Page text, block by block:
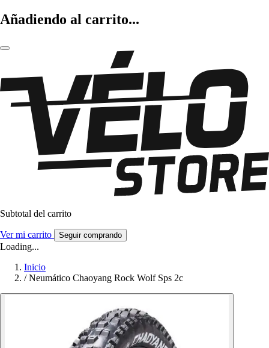
Añadiendo al carrito...
Subtotal del carrito
Ver mi carrito Seguir comprando
Loading...
Inicio
/ Neumático Chaoyang Rock Wolf Sps 2c